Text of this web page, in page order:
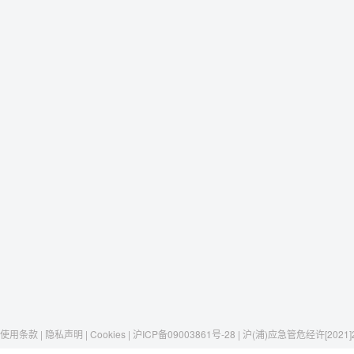
使用条款 | 隐私声明 | Cookies | 沪ICP备09003861号-28 | 沪(浦)应急管危经许